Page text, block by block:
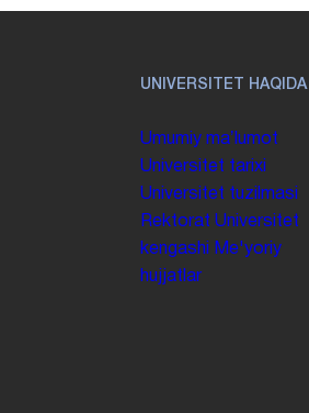
UNIVERSITET HAQIDA
Umumiy maʼlumot
Universitet tarixi
Universitet tuzilmasi
Rektorat Universitet
kengashi
Me'yoriy
hujjatlar